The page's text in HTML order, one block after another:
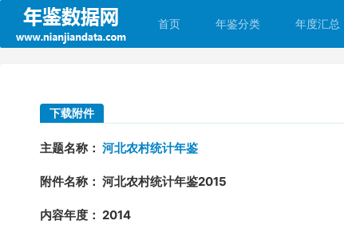
首页 年鉴分类 年度汇总
下载附件
主题名称： 河北农村统计年鉴
附件名称： 河北农村统计年鉴2015
内容年度： 2014